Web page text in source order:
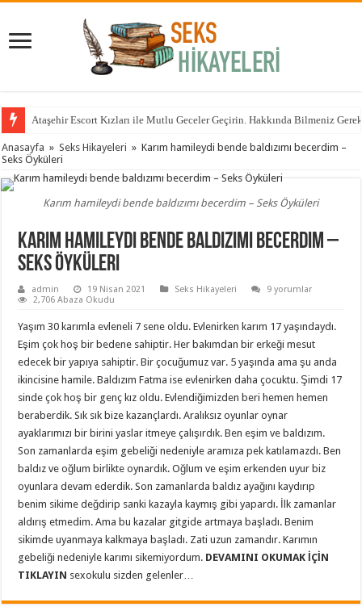
Ataşehir Escort Kızları ile Mutlu Geceler Geçirin. Hakkında Bilmeniz
Anasayfa » Seks Hikayeleri » Karım hamileydi bende baldızımı becerdim –
Seks Öyküleri
Karım hamileydi bende baldızımı becerdim – Seks Öyküleri
Karım hamileydi bende baldızımı becerdim –
Seks Öyküleri
admin 19 Nisan 2021 Seks Hikayeleri
9 yorumlar
2,706 Abaza Okudu
Yaşım 30 karımla evleneli 7 sene oldu. Evlenirken karım 17 yaşındaydı.
Eşim çok hoş bir bedene sahiptir. Her bakımdan bir erkeği mesut
edecek bir yapıya sahiptir. Bir çocuğumuz var. 5 yaşında ama şu anda
ikincisine hamile. Baldızım Fatma ise evlenirken daha çocuktu. Şimdi 17
sinde çok hoş bir genç kız oldu. Evlendiğimizden beri hemen hemen
beraberdik. Sık sık bize kazançlardı. Aralıksız oyunlar oynar
ayaklarımızı bir birini yaslar itmeye çalışırdık. Ben eşim ve baldızım.
Son zamanlarda eşim gebeliği nedeniyle aramıza pek katılamazdı. Ben
baldız ve oğlum birlikte oynardık. Oğlum ve eşim erkenden uyur biz
oyunlara devam ederdik. Son zamanlarda baldız ayağını kaydırıp
benim sikime değdirip sanki kazayla kaymış gibi yapardı. İlk zamanlar
aldırış etmedim. Ama bu kazalar gitgide artmaya başladı. Benim
sikimde uyanmaya kalkmaya başladı. Zati uzun zamandır. Karımın
gebeliği nedeniyle karımı sikemiyordum. DEVAMINI OKUMAK İÇİN
TIKLAYIN sexokulu sizden gelenler…